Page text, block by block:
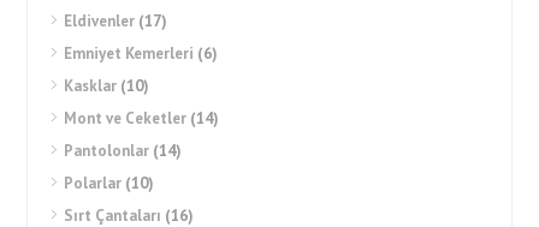
Eldivenler (17)
Emniyet Kemerleri (6)
Kasklar (10)
Mont ve Ceketler (14)
Pantolonlar (14)
Polarlar (10)
Sırt Çantaları (16)